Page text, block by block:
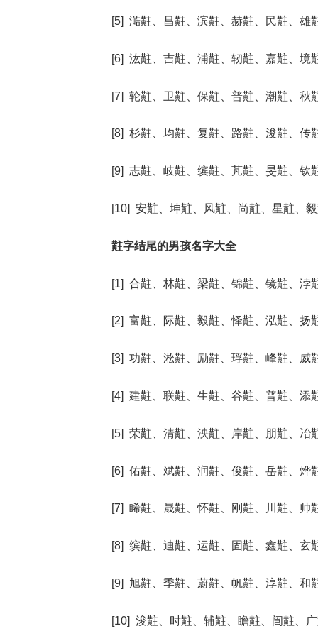
[5] 澔黈、昌黈、滨黈、赫黈、民黈、雄
[6] 汯黈、吉黈、浦黈、轫黈、嘉黈、境
[7] 轮黈、卫黈、保黈、普黈、潮黈、秋
[8] 杉黈、均黈、复黈、路黈、浚黈、传
[9] 志黈、岐黈、缤黈、芃黈、旻黈、钦
[10] 安黈、坤黈、风黈、尚黈、星黈、
黈字结尾的男孩名字大全
[1] 合黈、林黈、梁黈、锦黈、镜黈、浡
[2] 富黈、际黈、毅黈、怿黈、泓黈、扬
[3] 功黈、淞黈、励黈、琈黈、峰黈、威
[4] 建黈、联黈、生黈、谷黈、普黈、添
[5] 荣黈、清黈、泱黈、岸黈、朋黈、冶
[6] 佑黈、斌黈、润黈、俊黈、岳黈、烨
[7] 睎黈、晟黈、怀黈、刚黈、川黈、帅
[8] 缤黈、迪黈、运黈、固黈、鑫黈、玄
[9] 旭黈、季黈、蔚黈、帆黈、淳黈、和
[10] 浚黈、时黈、辅黈、瞻黈、闿黈、